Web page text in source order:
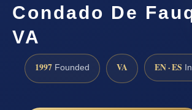
Condado De
VA
1997 Founded VA EN · ES